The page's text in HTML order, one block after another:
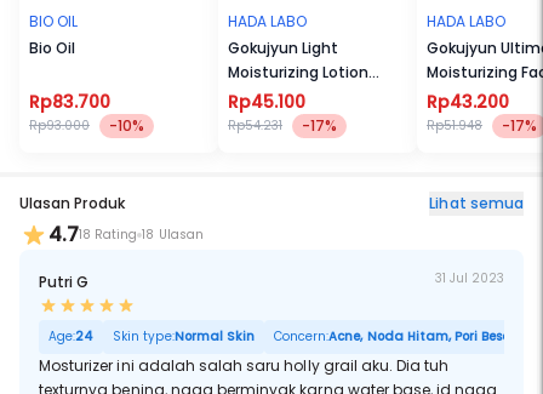
BIO OIL
Bio Oil
Rp83.700
Rp93.000 -10%
HADA LABO
Gokujyun Light
Moisturizing Lotion
100ml
Rp45.100
Rp54.231 -17%
HADA LABO
Gokujyun
Moisturizing
100g
Rp43.200
Rp51.948 -17%
Ulasan Produk Lihat semua
4.718 Rating 18 Ulasan
Putri G 31 Jul 2023
Age:24 Skin type:Normal Skin Concern:Acne, Noda Hitam, Pori Besar
Mosturizer ini adalah salah saru holly grail aku. Dia tuh
texturnya bening, ngga berminyak karna water base, jd ngga